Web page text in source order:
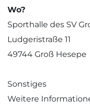
Wo?
Sporthalle des SV
Ludgeristraße 11
49744 Groß Hesepe
Sonstiges
Weitere